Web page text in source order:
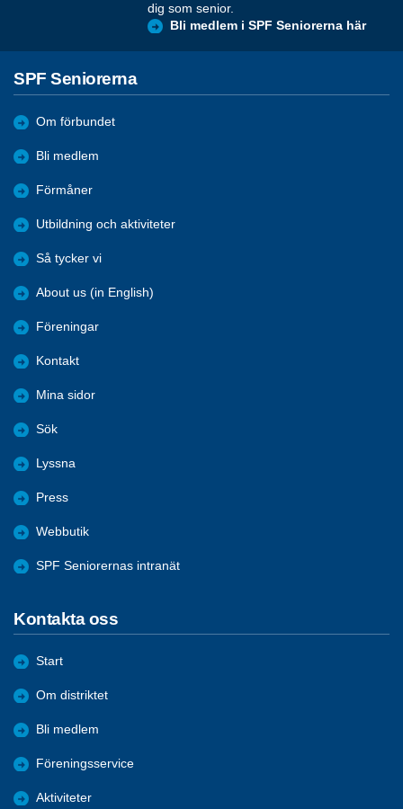
dig som senior.
Bli medlem i SPF Seniorerna här
SPF Seniorerna
Om förbundet
Bli medlem
Förmåner
Utbildning och aktiviteter
Så tycker vi
About us (in English)
Föreningar
Kontakt
Mina sidor
Sök
Lyssna
Press
Webbutik
SPF Seniorernas intranät
Kontakta oss
Start
Om distriktet
Bli medlem
Föreningsservice
Aktiviteter